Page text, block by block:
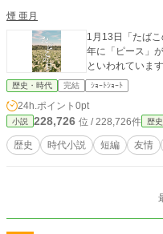
煙 亜月
1月13日「たば
年に「ピース」
といわれています
歴史・時代 完結 ｼｮｰﾄｼｮｰﾄ
24h.ポイント 0pt
小説 228,726 位 / 228,726件 歴
歴史 時代小説 短編 友情